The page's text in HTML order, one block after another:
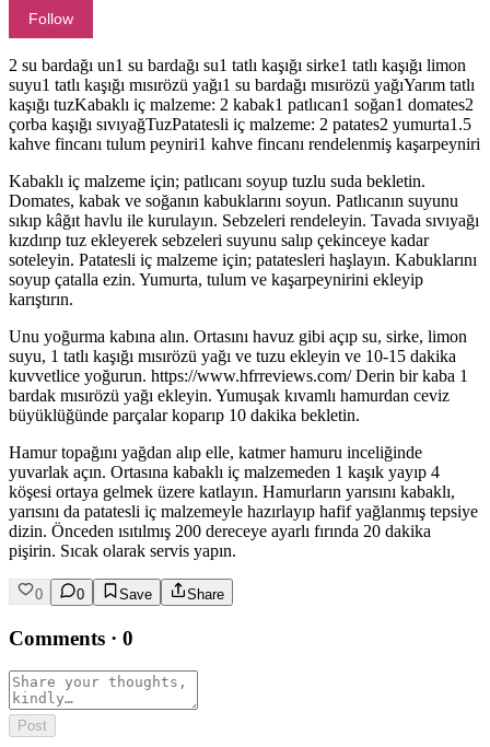
Follow
2 su bardağı un1 su bardağı su1 tatlı kaşığı sirke1 tatlı kaşığı limon
suyu1 tatlı kaşığı mısırözü yağı1 su bardağı mısırözü yağıYarım tatlı
kaşığı tuzKabaklı iç malzeme: 2 kabak1 patlıcan1 soğan1 domates2
çorba kaşığı sıvıyağTuzPatatesli iç malzeme: 2 patates2 yumurta1.5
kahve fincanı tulum peyniri1 kahve fincanı rendelenmiş kaşarpeyniri
Kabaklı iç malzeme için; patlıcanı soyup tuzlu suda bekletin.
Domates, kabak ve soğanın kabuklarını soyun. Patlıcanın suyunu
sıkıp kâğıt havlu ile kurulayın. Sebzeleri rendeleyin. Tavada sıvıyağı
kızdırıp tuz ekleyerek sebzeleri suyunu salıp çekinceye kadar
soteleyin. Patatesli iç malzeme için; patatesleri haşlayın. Kabuklarını
soyup çatalla ezin. Yumurta, tulum ve kaşarpeynirini ekleyip
karıştırın.
Unu yoğurma kabına alın. Ortasını havuz gibi açıp su, sirke, limon
suyu, 1 tatlı kaşığı mısırözü yağı ve tuzu ekleyin ve 10-15 dakika
kuvvetlice yoğurun. https://www.hfrreviews.com/ Derin bir kaba 1
bardak mısırözü yağı ekleyin. Yumuşak kıvamlı hamurdan ceviz
büyüklüğünde parçalar koparıp 10 dakika bekletin.
Hamur topağını yağdan alıp elle, katmer hamuru inceliğinde
yuvarlak açın. Ortasına kabaklı iç malzemeden 1 kaşık yayıp 4
köşesi ortaya gelmek üzere katlayın. Hamurların yarısını kabaklı,
yarısını da patatesli iç malzemeyle hazırlayıp hafif yağlanmış tepsiye
dizin. Önceden ısıtılmış 200 dereceye ayarlı fırında 20 dakika
pişirin. Sıcak olarak servis yapın.
0 0 Save Share
Comments · 0
Post